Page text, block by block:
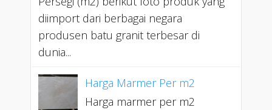
diimport dari berbagai negara
produsen batu granit terbesar di
dunia...
Harga Marmer Per m2
Harga marmer per m2